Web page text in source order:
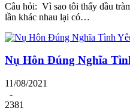
Câu hỏi: Vì sao tôi thấy dầu
lần khác nhau lại có…
Nụ Hôn Đúng Nghĩa
11/08/2021
-
2381